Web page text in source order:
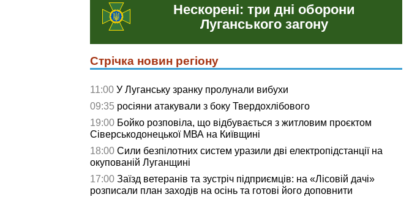
Нескорені: три дні оборони
Луганського загону
Стрічка новин регіону
11:00 У Луганську зранку пролунали вибухи
09:35 росіяни атакували з боку Твердохлібового
19:00 Бойко розповіла, що відбувається з житловим проєктом
Сіверськодонецької МВА на Київщині
18:00 Сили безпілотних систем уразили дві електропідстанції на
окупованій Луганщині
17:00 Заїзд ветеранів та зустріч підприємців: на «Лісовій дачі»
розписали план заходів на осінь та готові його доповнити